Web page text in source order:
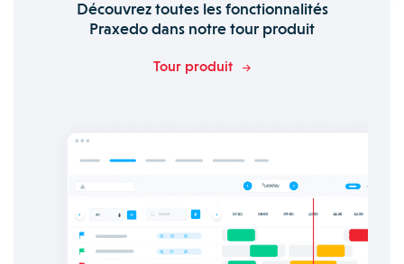
Découvrez toutes les fonctionnalités
Praxedo dans notre tour produit
Tour produit